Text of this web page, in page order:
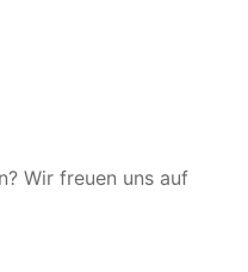
Wir freuen uns auf